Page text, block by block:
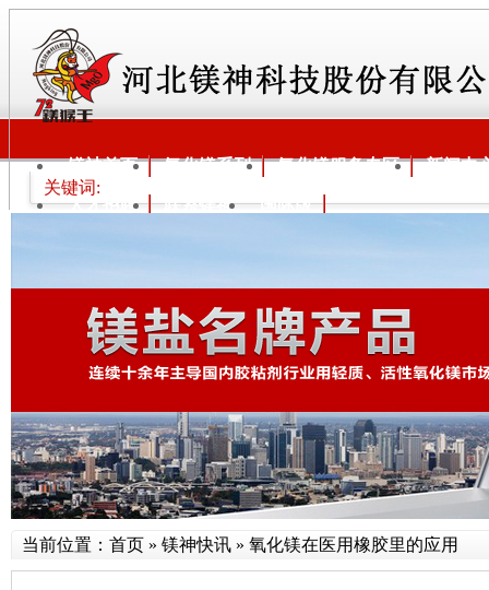
镁神首页 氧化镁系列 氧化镁服务专区 新闻中
人才招聘 联系镁神 国际版
关键词:
当前位置： 首页 » 镁神快讯 » 氧化镁在医用橡胶里的应用